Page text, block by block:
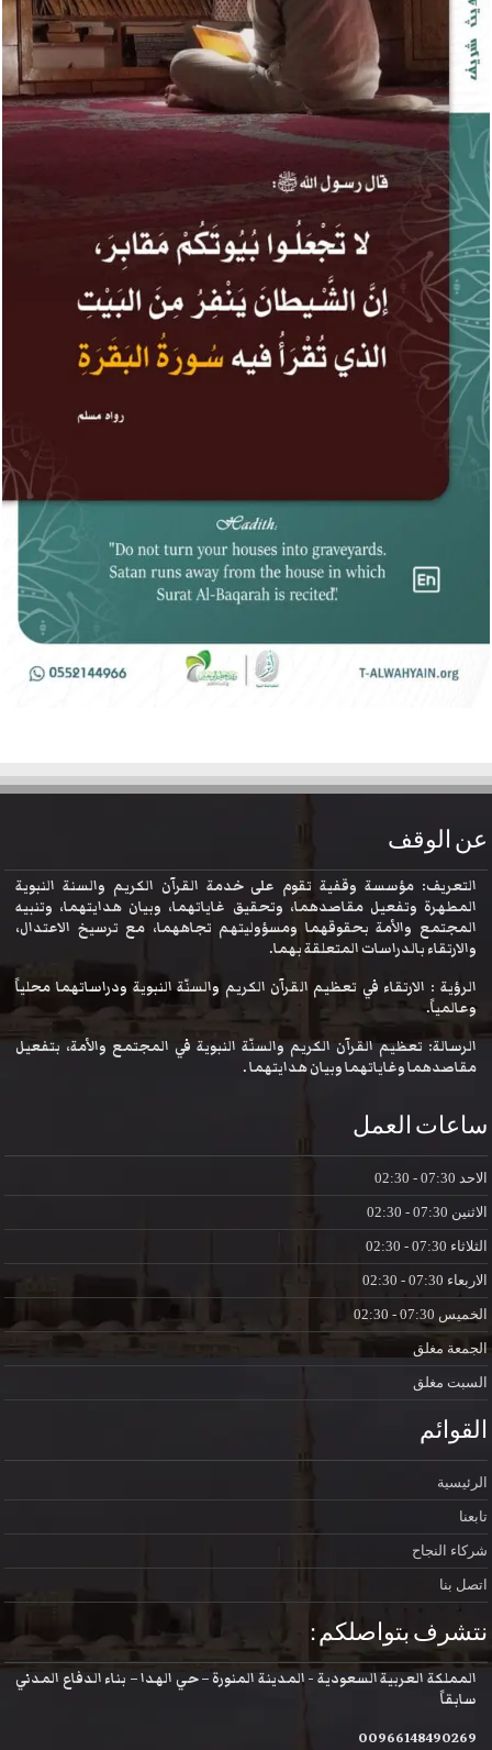
عن الوقف
التعريف: مؤسسة وقفية تقوم على خدمة القرآن الكريم والسنة النبوية
المطهرة وتفعيل مقاصدهما، وتحقيق غاياتهما، وبيان هدايتهما، وتنبيه
المجتمع والأمة بحقوقهما ومسؤوليتهم تجاههما، مع ترسيخ الاعتدال،
والارتقاء بالدراسات المتعلقة بهما.
الرؤية : الارتقاء في تعظيم القرآن الكريم والسنّة النبوية ودراساتهما محلياً
وعالمياً.
الرسالة: تعظيم القرآن الكريم والسنّة النبوية في المجتمع والأمة، بتفعيل
مقاصدهما وغاياتهما وبيان هدايتهما .
ساعات العمل
الاحد
الاثنين
الثلاثاء
الاربعاء
الخميس
الجمعة مغلق
السبت مغلق
القوائم
الرئيسية
تابعنا
شركاء النجاح
اتصل بنا
نتشرف بتواصلكم :
المملكة العربية السعودية - المدينة المنورة – حي الهدا – بناء الدفاع المدني
سابقاً
00966148490269